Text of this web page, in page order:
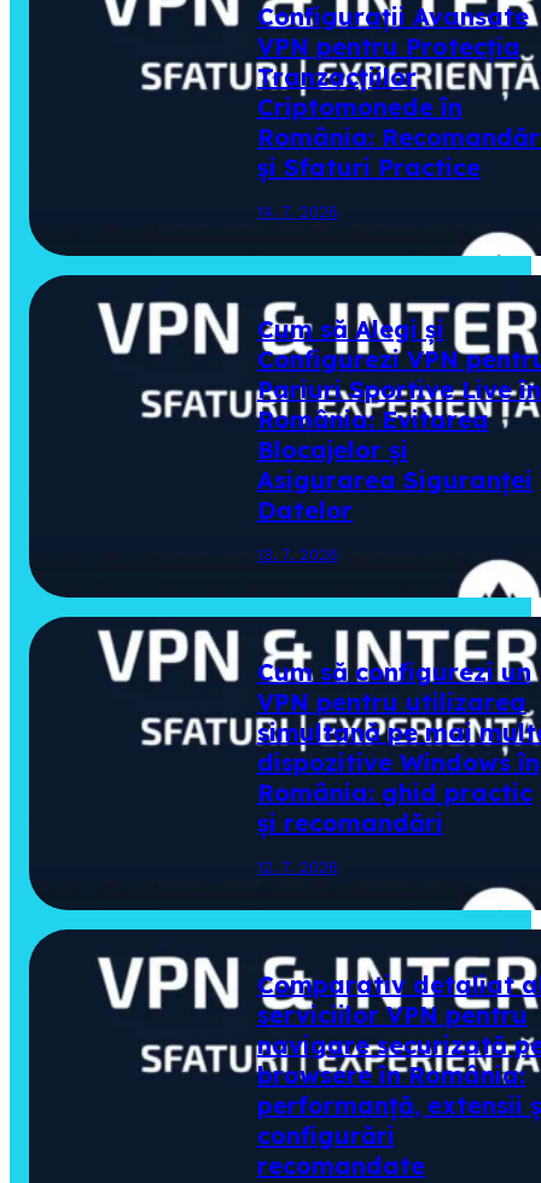
Configurații Avansate
VPN pentru Protecția
Tranzacțiilor
Criptomonede în
România:
și Sfaturi Practice
14. 7. 2026
Cum să Alegi și
Configurezi VPN
Pariuri Sportive Live în
România: Evitarea
Blocajelor și
Asigurarea Siguranței
Datelor
13. 7. 2026
Cum să configurezi un
VPN pentru utilizarea
simultană pe mai
dispozitive Windows în
România: ghid practic
și recomandări
12. 7. 2026
Comparativ detaliat
serviciilor VPN pentru
navigare securizată
browsere în România:
performanță, extensii
configurări
recomandate